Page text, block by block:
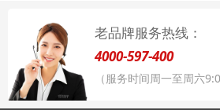
老品牌服务热线：
4000-597-400
（服务时间周一至周六